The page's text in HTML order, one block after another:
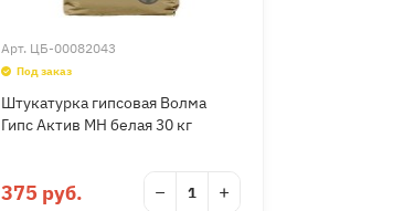
Арт. ЦБ-00082043
Под заказ
Штукатурка гипсовая Волма
Гипс Актив МН белая 30 кг
375 руб. − +